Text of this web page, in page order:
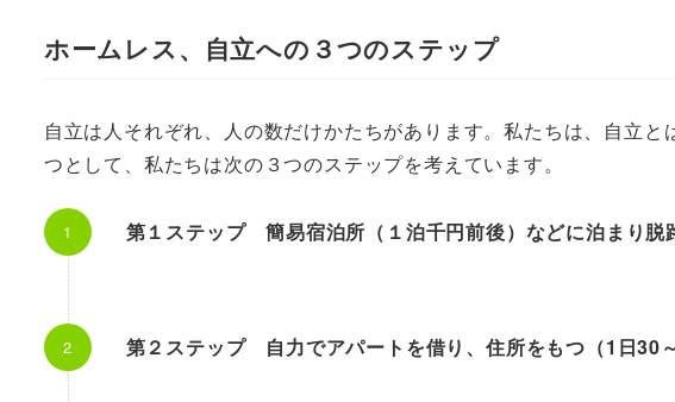
ホームレス、自立への３つのステップ
自立は人それぞれ、人の数だけかたちがあります。私たちは、自立
つとして、私たちは次の３つのステップを考えています。
第１ステップ 簡易宿泊所（１泊千円前後）などに泊まり脱
第２ステップ 自力でアパートを借り、住所をもつ（1日30